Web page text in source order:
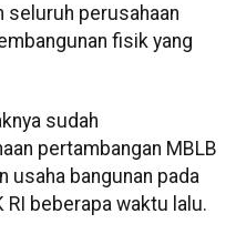
seluruh perusahaan
fisik yang
sudah
pertambangan MBLB
usaha bangunan pada
RI beberapa waktu lalu.